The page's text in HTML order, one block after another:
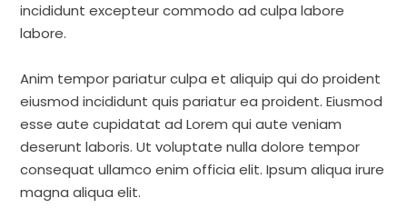
incididunt excepteur commodo ad culpa labore
labore.
Anim tempor pariatur culpa et aliquip qui do proident
eiusmod incididunt quis pariatur ea proident. Eiusmod
esse aute cupidatat ad Lorem qui aute veniam
deserunt laboris. Ut voluptate nulla dolore tempor
consequat ullamco enim officia elit. Ipsum aliqua irure
magna aliqua elit.